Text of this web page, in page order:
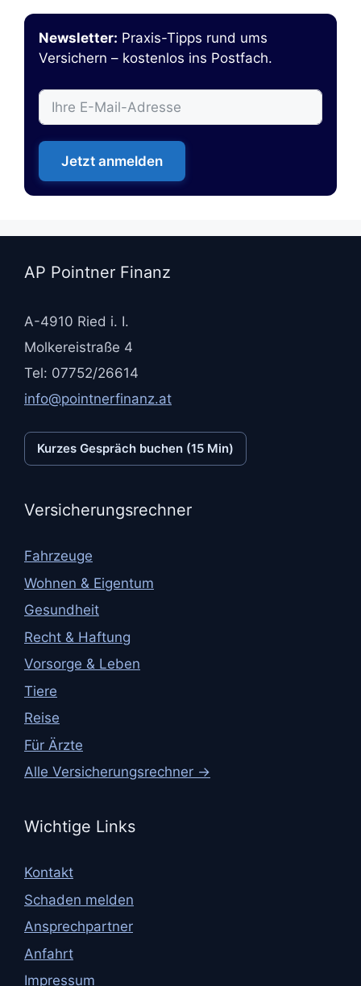
Newsletter: Praxis-Tipps rund ums
Versichern – kostenlos ins Postfach.
Jetzt anmelden
AP Pointner Finanz
A-4910 Ried i. I.
Molkereistraße 4
Tel: 07752/26614
info@pointnerfinanz.at
Kurzes Gespräch buchen (15 Min)
Versicherungsrechner
Fahrzeuge
Wohnen & Eigentum
Gesundheit
Recht & Haftung
Vorsorge & Leben
Tiere
Reise
Für Ärzte
Alle Versicherungsrechner →
Wichtige Links
Kontakt
Schaden melden
Ansprechpartner
Anfahrt
Impressum